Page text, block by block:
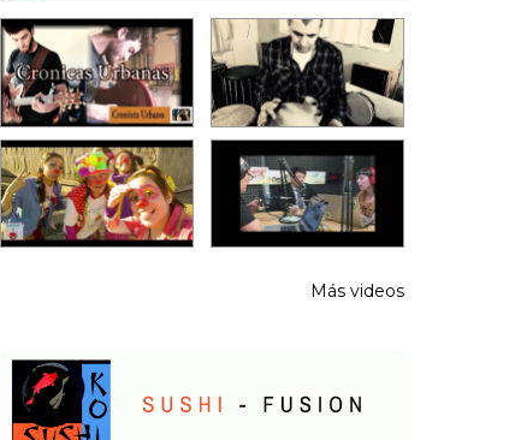
Más videos